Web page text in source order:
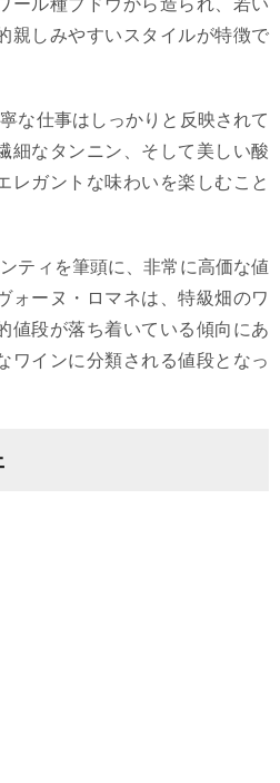
親しみやすいスタイルが特徴で
な仕事はしっかりと反映されて
細なタンニン、そして美しい酸
レガントな味わいを楽しむこと
ティを筆頭に、非常に高価な値
ォーヌ・ロマネは、特級畑のワ
値段が落ち着いている傾向にあ
ワインに分類される値段となっ